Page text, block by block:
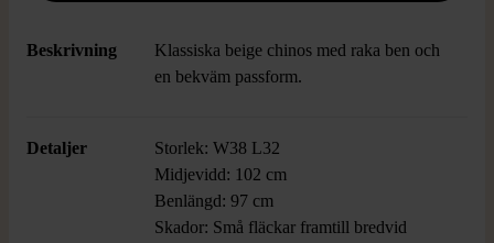
Beskrivning
Klassiska beige chinos med raka ben och
en bekväm passform.
Detaljer
Storlek: W38 L32
Midjevidd: 102 cm
Benlängd: 97 cm
Skador: Små fläckar framtill bredvid